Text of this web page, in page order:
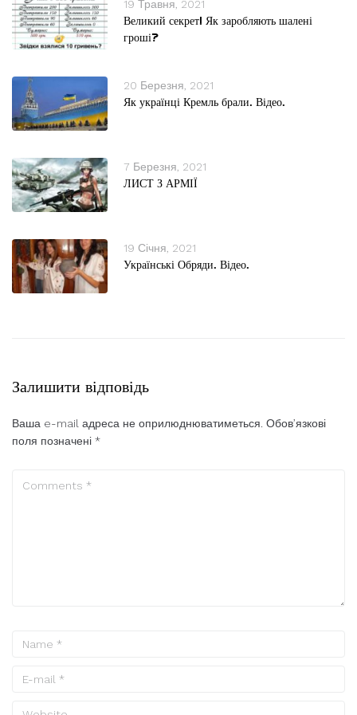
19 Травня, 2021
Великий секрет! Як заробляють шалені
гроші?
20 Березня, 2021
Як українці Кремль брали. Відео.
7 Березня, 2021
ЛИСТ З АРМІЇ
19 Січня, 2021
Українські Обряди. Відео.
Залишити відповідь
Ваша e-mail адреса не оприлюднюватиметься. Обов’язкові
поля позначені *